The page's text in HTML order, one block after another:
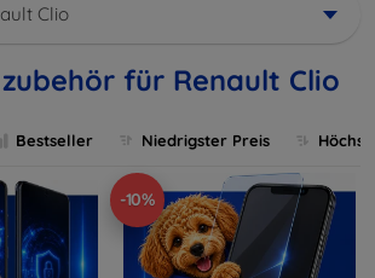
Clio
für Renault Clio
Bestseller Niedrigster Preis
-10%